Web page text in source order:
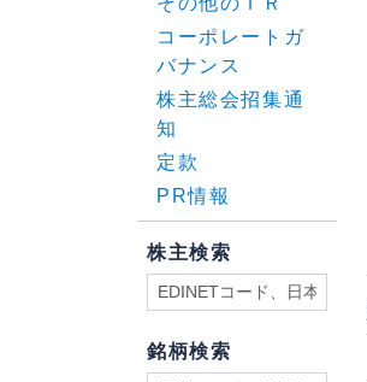
コーポレートガ
バナンス
株主総会招集通
知
定款
PR情報
株主検索
銘柄検索